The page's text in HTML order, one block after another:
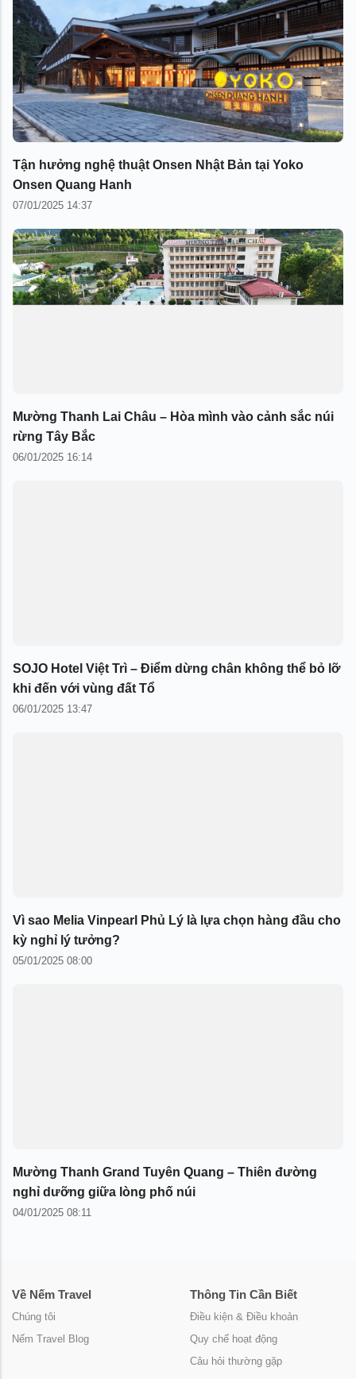
Tận hưởng nghệ thuật Onsen Nhật Bản tại Yoko
Onsen Quang Hanh
07/01/2025 14:37
Mường Thanh Lai Châu – Hòa mình vào cảnh sắc núi
rừng Tây Bắc
06/01/2025 16:14
SOJO Hotel Việt Trì – Điểm dừng chân không thể bỏ lỡ
khi đến với vùng đất Tổ
06/01/2025 13:47
Vì sao Melia Vinpearl Phủ Lý là lựa chọn hàng đầu cho
kỳ nghỉ lý tưởng?
05/01/2025 08:00
Mường Thanh Grand Tuyên Quang – Thiên đường
nghỉ dưỡng giữa lòng phố núi
04/01/2025 08:11
Về Nếm Travel
Chúng tôi
Nếm Travel Blog
Thông Tin Cần Biết
Điều kiện & Điều khoản
Quy chế hoạt động
Câu hỏi thường gặp